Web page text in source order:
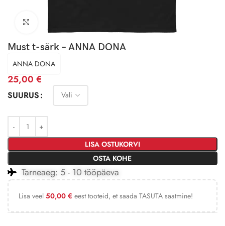
Click to enlarge
Must t-särk – ANNA DONA
ANNA DONA
25,00 €
SUURUS
LISA OSTUKORVI
OSTA KOHE
Tarneaeg: 5 - 10 tööpäeva
Lisa veel 50,00 € eest tooteid, et saada TASUTA saatmine!